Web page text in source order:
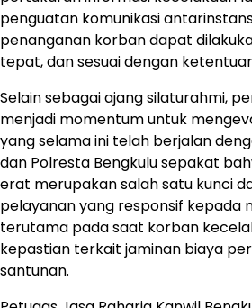
penguatan komunikasi
penanganan korban dapat
tepat, dan sesuai dengan
Selain sebagai ajang silaturahmi,
menjadi momentum untuk
yang selama ini telah berjalan
dan Polresta Bengkulu sepakat
erat merupakan salah satu kunci
pelayanan yang responsif kepada
terutama pada saat korban
kepastian terkait jaminan biaya
santunan.